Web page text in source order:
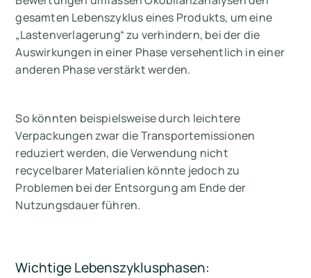
gesamten Lebenszyklus eines Produkts, um eine
„Lastenverlagerung“ zu verhindern, bei der die
Auswirkungen in einer Phase versehentlich in einer
anderen Phase verstärkt werden.
So könnten beispielsweise durch leichtere
Verpackungen zwar die Transportemissionen
reduziert werden, die Verwendung nicht
recycelbarer Materialien könnte jedoch zu
Problemen bei der Entsorgung am Ende der
Nutzungsdauer führen.
Wichtige Lebenszyklusphasen: